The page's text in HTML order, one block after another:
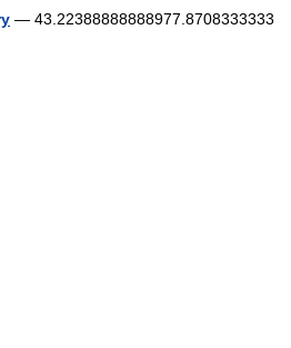
— 43.22388888888977.8708333333